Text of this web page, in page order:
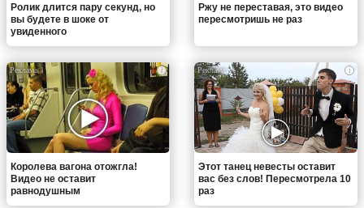
Ролик длится пару секунд, но
вы будете в шоке от
увиденного
Ржу не переставая, это видео
пересмотришь не раз
i
Королева вагона отожгла!
Видео не оставит
равнодушным
i
Этот танец невесты оставит
вас без слов! Пересмотрела 10
раз